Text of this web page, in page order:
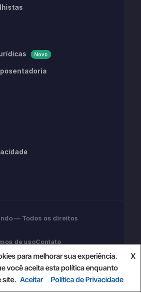
Novo
— Todos os direitos
de usoContato
Não substitui assessoria
para melhorar sua experiência.
você aceita esta política enquanto
site.
X
Aceitar Política de Privacidade